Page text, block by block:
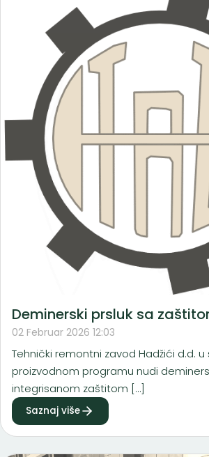
Deminerski prsluk sa
02 Februar 2026 12:03
Tehnički remontni zavod Hadžići d.d. u
proizvodnom programu nudi
integrisanom zaštitom […]
Saznaj više